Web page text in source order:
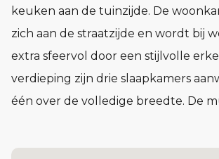
keuken aan de tuinzijde. De
zich aan de straatzijde en wordt bij
extra sfeervol door een stijlvolle
verdieping zijn drie slaapkamers
één over de volledige breedte. De
aparte techniekruimte aanwezig.